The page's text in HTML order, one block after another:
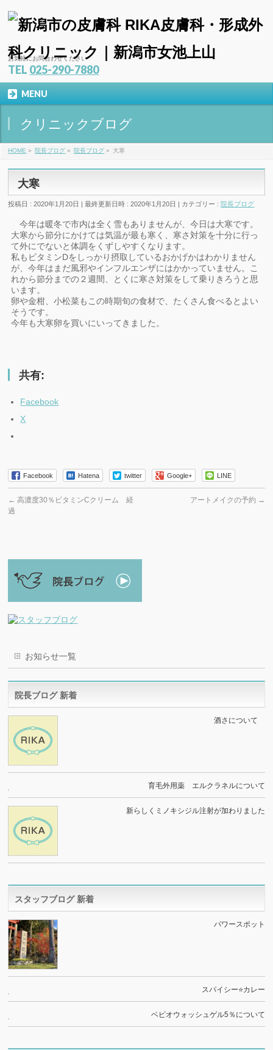
お気軽にお問合わせください
TEL 025-290-7880
MENU
クリニックブログ
HOME » 院長ブログ » 院長ブログ » 大寒
大寒
投稿日 : 2020年1月20日 最終更新日時 : 2020年1月20日 カテゴリー :院長ブログ
今年は暖冬で市内は全く雪もありませんが、今日は大寒です。
大寒から節分にかけては気温が最も寒く、寒さ対策を十分に行っ
て外にでないと体調をくずしやすくなります。
私もビタミンDをしっかり摂取しているおかげかはわかりません
が、今年はまだ風邪やインフルエンザにはかかっていません。こ
れから節分までの２週間、とくに寒さ対策をして乗りきろうと思
います。
卵や金柑、小松菜もこの時期旬の食材で、たくさん食べるとよい
そうです。
今年も大寒卵を買いにいってきました。
共有:
Facebook
X
Facebook Hatena twitter Google+ LINE
← 高濃度30％ビタミンCクリーム 経
過
アートメイクの予約 →
お知らせ一覧
院長ブログ 新着
酒さについて
育毛外用薬 エルクラネルについて
新らしくミノキシジル注射が加わりました
スタッフブログ 新着
パワースポット
スパイシー⭐️カレー
ベピオウォッシュゲル5％について